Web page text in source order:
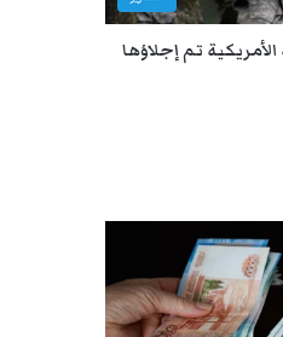
تم إجلاؤها